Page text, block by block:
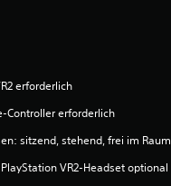
erforderlich
Controller erforderlich
sitzend, stehend, frei im Raum
VR2-Headset optional